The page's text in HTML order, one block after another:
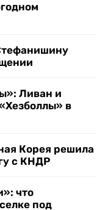
Ливан и
в
Корея решила
с КНДР
что
под